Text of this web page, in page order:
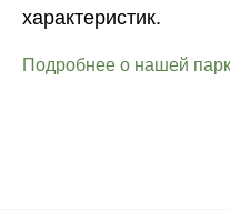
характеристик.
Подробнее о нашей